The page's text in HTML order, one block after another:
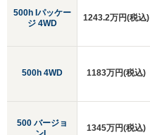
500h Iパッケー
ジ 4WD
500h 4WD
500 バージョ
1243.2万円(税込)
1183万円(税込)
1345万円(税込)